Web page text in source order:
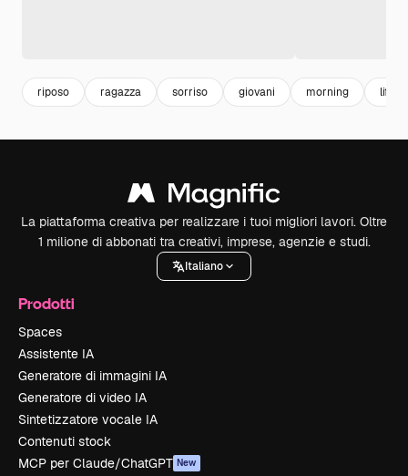
riposo ragazza sorriso giovani morning
La piattaforma creativa per realizzare i tuoi migliori lavori. Oltre
1 milione di abbonati tra creativi, imprese, agenzie e studi.
Italiano
Prodotti
Spaces
Assistente IA
Generatore di immagini IA
Generatore di video IA
Sintetizzatore vocale IA
Contenuti stock
MCP per Claude/ChatGPT New